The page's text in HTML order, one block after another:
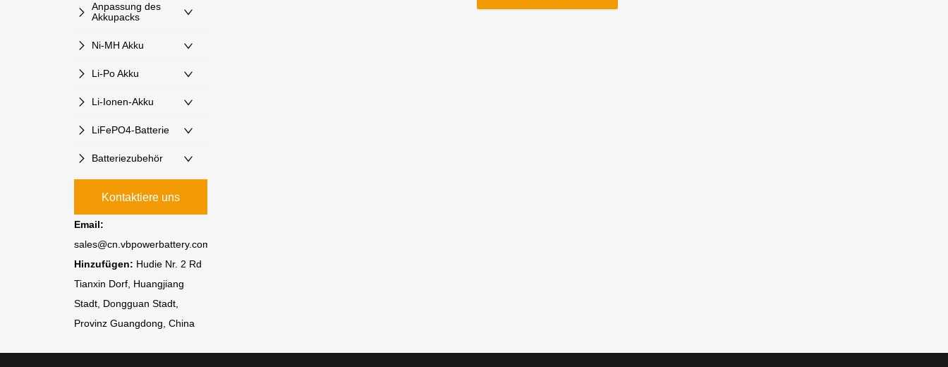
Anpassung des
Akkupacks
Ni-MH Akku
Li-Po Akku
Li-Ionen-Akku
LiFePO4-Batterie
Batteriezubehör
Kontaktiere uns
Email:
sales@cn.vbpowerbattery.com
Hinzufügen: Hudie Nr. 2 Rd
Tianxin Dorf, Huangjiang
Stadt, Dongguan Stadt,
Provinz Guangdong, China